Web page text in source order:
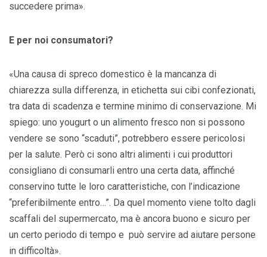
succedere prima».
E per noi consumatori?
«Una causa di spreco domestico è la mancanza di
chiarezza sulla differenza, in etichetta sui cibi confezionati,
tra data di scadenza e termine minimo di conservazione. Mi
spiego: uno yougurt o un alimento fresco non si possono
vendere se sono “scaduti”, potrebbero essere pericolosi
per la salute. Però ci sono altri alimenti i cui produttori
consigliano di consumarli entro una certa data, affinché
conservino tutte le loro caratteristiche, con l’indicazione
“preferibilmente entro…”. Da quel momento viene tolto dagli
scaffali del supermercato, ma è ancora buono e sicuro per
un certo periodo di tempo e può servire ad aiutare persone
in difficoltà».